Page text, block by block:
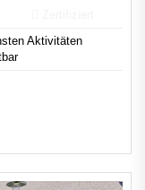
Aktivitäten